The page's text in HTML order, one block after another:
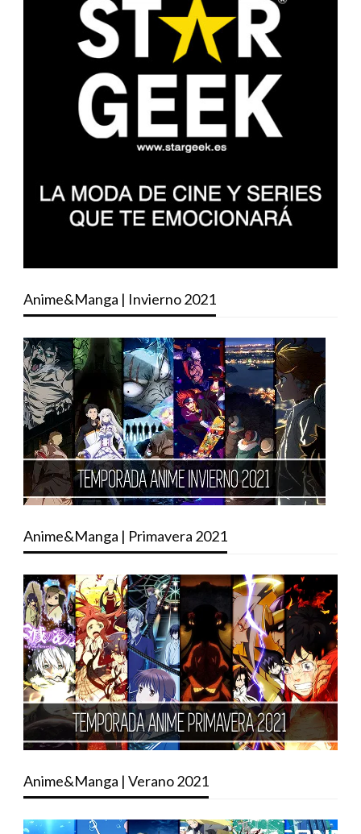
Anime&Manga | Invierno 2021
Anime&Manga | Primavera 2021
Anime&Manga | Verano 2021